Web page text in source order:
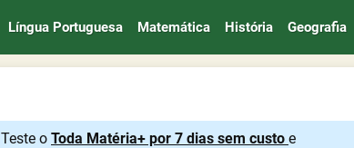
Língua Portuguesa Matemática História Geografia
Teste o Toda Matéria+ por 7 dias sem custo e